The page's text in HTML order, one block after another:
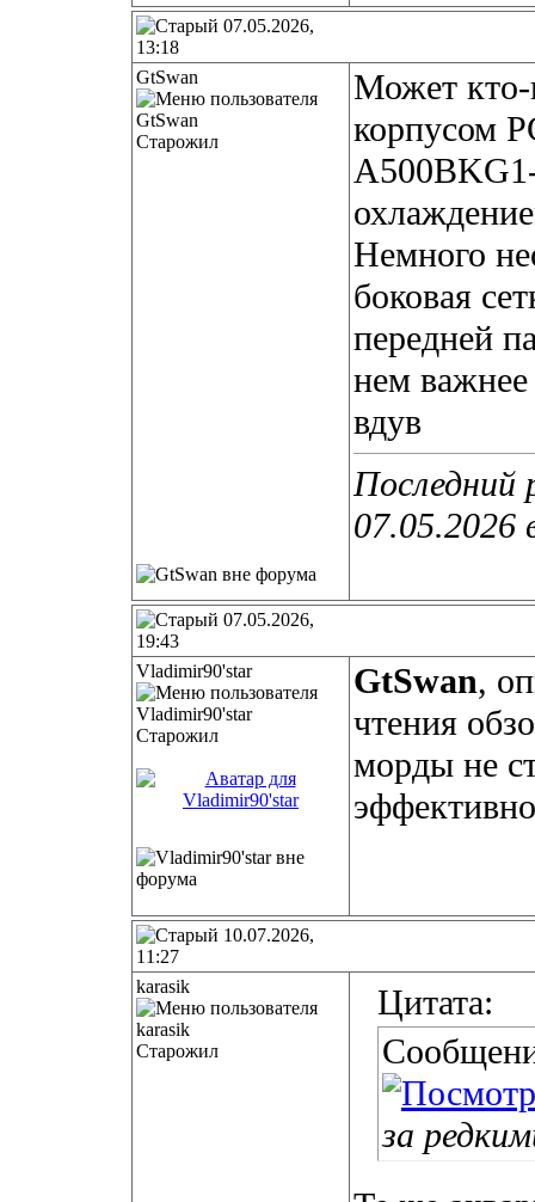
07.05.2026,
13:18
GtSwan
Старожил
Может
корпусом
Немного
боковая
передней
нем
вдув
Последний
07.05.2026
07.05.2026,
19:43
Vladimir90'star
Старожил
GtSwan,
чтения
морды не
10.07.2026,
11:27
karasik
Старожил
Цитата:
за